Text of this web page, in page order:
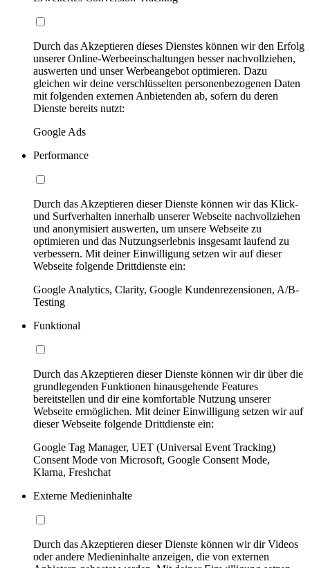
Durch das Akzeptieren dieses Dienstes können wir den Erfolg
unserer Online-Werbeeinschaltungen besser nachvollziehen,
auswerten und unser Werbeangebot optimieren. Dazu
gleichen wir deine verschlüsselten personenbezogenen Daten
mit folgenden externen Anbietenden ab, sofern du deren
Dienste bereits nutzt:
Google Ads
Performance
Durch das Akzeptieren dieser Dienste können wir das Klick-
und Surfverhalten innerhalb unserer Webseite nachvollziehen
und anonymisiert auswerten, um unsere Webseite zu
optimieren und das Nutzungserlebnis insgesamt laufend zu
verbessern. Mit deiner Einwilligung setzen wir auf dieser
Webseite folgende Drittdienste ein:
Google Analytics, Clarity, Google Kundenrezensionen, A/B-
Testing
Funktional
Durch das Akzeptieren dieser Dienste können wir dir über die
grundlegenden Funktionen hinausgehende Features
bereitstellen und dir eine komfortable Nutzung unserer
Webseite ermöglichen. Mit deiner Einwilligung setzen wir auf
dieser Webseite folgende Drittdienste ein:
Google Tag Manager, UET (Universal Event Tracking)
Consent Mode von Microsoft, Google Consent Mode,
Klarna, Freshchat
Externe Medieninhalte
Durch das Akzeptieren dieser Dienste können wir dir Videos
oder andere Medieninhalte anzeigen, die von externen